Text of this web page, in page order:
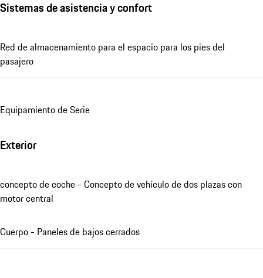
Sistemas de asistencia y confort
Red de almacenamiento para el espacio para los pies del
pasajero
Equipamiento de Serie
Exterior
concepto de coche - Concepto de vehículo de dos plazas con
motor central
Cuerpo - Paneles de bajos cerrados